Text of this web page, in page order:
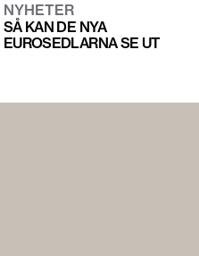
NYHETER
SÅ KAN DE NYA
EUROSEDLARNA SE UT